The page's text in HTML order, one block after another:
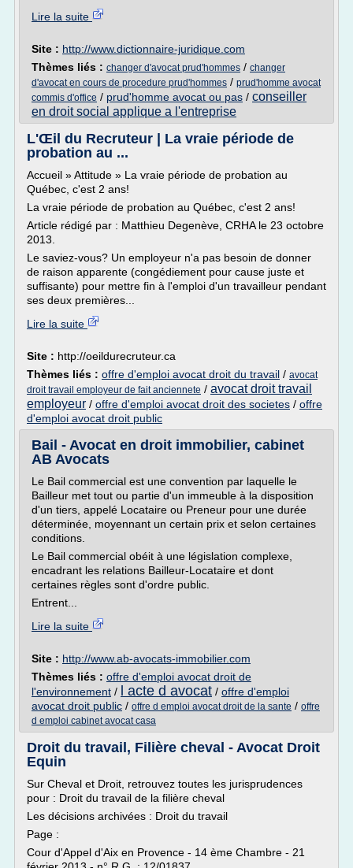
Lire la suite
Site : http://www.dictionnaire-juridique.com
Thèmes liés : changer d'avocat prud'hommes / changer
d'avocat en cours de procedure prud'hommes / prud'homme avocat
commis d'office / prud'homme avocat ou pas / conseiller
en droit social applique a l'entreprise
L'Œil du Recruteur | La vraie période de
probation au ...
Accueil » Attitude » La vraie période de probation au
Québec, c'est 2 ans!
La vraie période de probation au Québec, c'est 2 ans!
Article rédigé par : Matthieu Degenève, CRHA le 23 octobre
2013.
Le saviez-vous? Un employeur n'a pas besoin de donner
de raison apparente (congédiement pour cause juste et
suffisante) pour mettre fin à l'emploi d'un travailleur pendant
ses deux premières...
Lire la suite
Site : http://oeildurecruteur.ca
Thèmes liés : offre d'emploi avocat droit du travail / avocat
droit travail employeur de fait anciennete / avocat droit travail
employeur / offre d'emploi avocat droit des societes / offre
d'emploi avocat droit public
Bail - Avocat en droit immobilier, cabinet
AB Avocats
Le Bail commercial est une convention par laquelle le
Bailleur met tout ou partie d'un immeuble à la disposition
d'un tiers, appelé Locataire ou Preneur pour une durée
déterminée, moyennant un certain prix et selon certaines
conditions.
Le Bail commercial obéit à une législation complexe,
encadrant les relations Bailleur-Locataire et dont
certaines règles sont d'ordre public.
Entrent...
Lire la suite
Site : http://www.ab-avocats-immobilier.com
Thèmes liés : offre d'emploi avocat droit de
l'environnement / l acte d avocat / offre d'emploi
avocat droit public / offre d emploi avocat droit de la sante / offre
d emploi cabinet avocat casa
Droit du travail, Filière cheval - Avocat Droit
Equin
Sur Cheval et Droit, retrouvez toutes les jurisprudences
pour : Droit du travail de la filière cheval
Les décisions archivées : Droit du travail
Page :
Cour d'Appel d'Aix en Provence - 14 ème Chambre - 21